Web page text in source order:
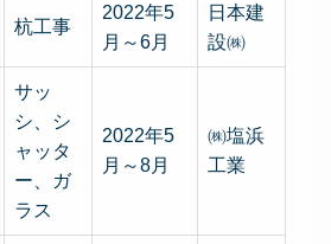
杭工事
2022年5
月～6月
日本建
設㈱
サッ
シ、シ
ャッタ
ー、ガ
ラス
2022年5
月～8月
㈱塩浜
工業